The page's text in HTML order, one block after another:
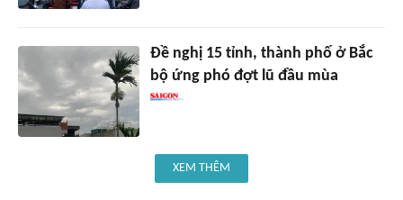
Đề nghị 15 tỉnh, thành phố ở Bắc
bộ ứng phó đợt lũ đầu mùa
XEM THÊM